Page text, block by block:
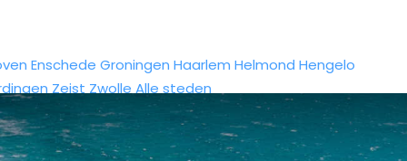
Enschede Groningen Haarlem Helmond Hengelo
Zeist Zwolle Alle steden